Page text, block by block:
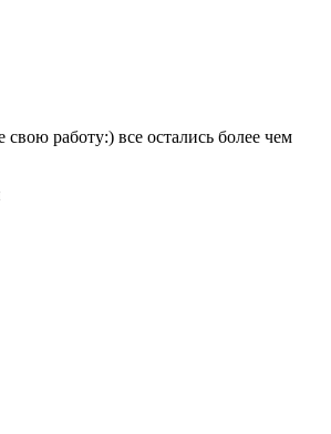
работу:) все остались более чем